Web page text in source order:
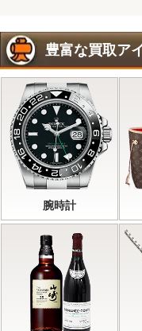
豊富な買取ア
腕時計